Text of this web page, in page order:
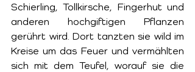
Schierling, Tollkirsche, Fingerhut und
anderen hochgiftigen Pflanzen
gerührt wird. Dort tanzten sie wild im
Kreise um das Feuer und vermählten
sich mit dem Teufel, worauf sie die